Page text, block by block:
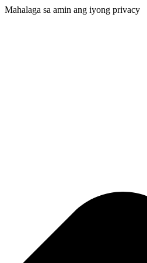
Mahalaga sa amin ang iyong privacy